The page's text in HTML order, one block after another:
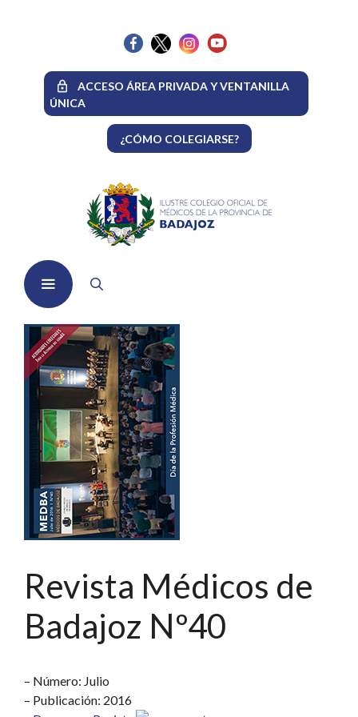
ACCESO ÁREA PRIVADA Y VENTANILLA
ÚNICA
¿CÓMO COLEGIARSE?
Menú
Revista Médicos de
Badajoz Nº40
– Número: Julio
– Publicación: 2016